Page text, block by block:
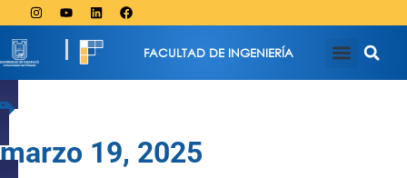
FACULTAD DE INGENIERÍA
marzo 19, 2025